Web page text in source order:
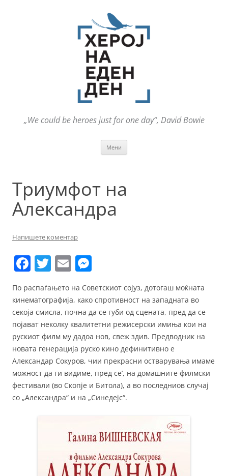
„We could be heroes just for one day“, David Bowie
Мени
Триумфот на
Александра
Напишете коментар
F
c
e
b
o
o
k
T
itt
er
E
m
ai
l
ss
e
n
g
er
По распаѓањето на Советскиот сојуз, дотогаш моќната
кинематографија, како спротивност на западната во
секоја смисла, почна да се губи од сцената, пред да се
појават неколку квалитетни режисерски имиња кои на
рускиот филм му дадоа нов, свеж здив. Предводник на
новата генерација руско кино дефинитивно е
Александар Сокуров, чии прекрасни остварувања имаме
можност да ги видиме, пред се’, на домашните филмски
фестивали (во Скопје и Битола), а во последниов случај
со „Александра“ и на „Синедејс“.